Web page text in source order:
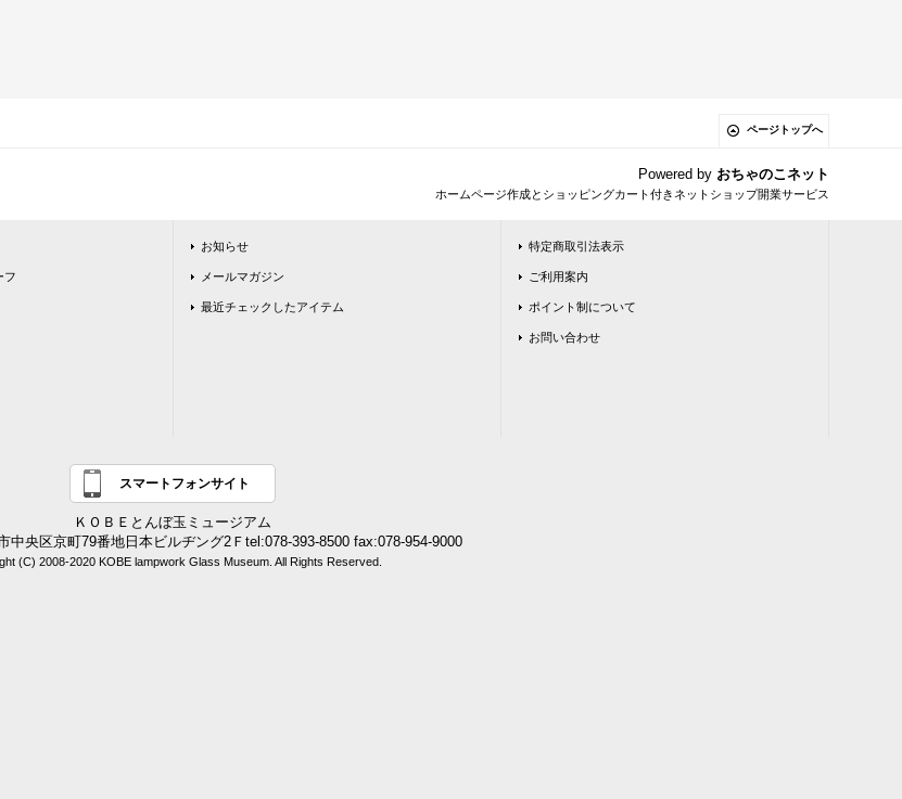
ページトップへ
Powered by おちゃのこネット
ホームページ作成とショッピングカート付きネットショップ開業サービス
フ
お知らせ
メールマガジン
最近チェックしたアイテム
特定商取引法表示
ご利用案内
ポイント制について
お問い合わせ
スマートフォンサイト
ＫＯＢＥとんぼ玉ミュージアム
央区京町79番地日本ビルヂング2Ｆtel:078-393-8500 fax:078-954-9000
(C) 2008-2020 KOBE lampwork Glass Museum. All Rights Reserved.